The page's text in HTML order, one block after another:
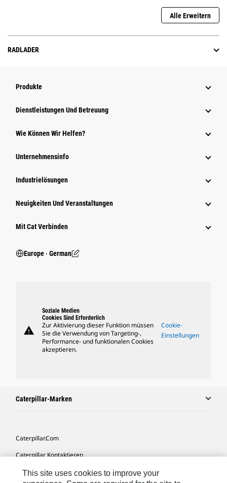
Alle Erweitern
RADLADER
Produkte
Dienstleistungen Und Betreuung
Wie Können Wir Helfen?
Unternehmensinfo
Industrielösungen
Neuigkeiten Und Veranstaltungen
Mit Cat Verbinden
Europe ‧ German
warning
Soziale Medien
Cookies Sind Erforderlich
Zur Aktivierung dieser Funktion müssen
Sie die Verwendung von Targeting-,
Performance- und funktionalen Cookies
akzeptieren.
Cookie-
Einstellungen
Caterpillar-Marken
Caterpillar.com
Caterpillar Kontaktieren
Meine Marketing-Präferenzen
This site uses cookies to improve your